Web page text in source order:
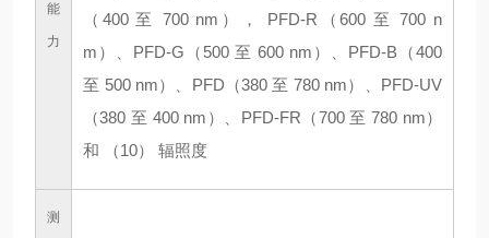
能
力
（400 至 700 nm）， PFD-R（600 至 700 n
m）、PFD-G（500 至 600 nm）、PFD-B（400
至 500 nm）、PFD（380 至 780 nm）、PFD-UV
（380 至 400 nm）、PFD-FR（700 至 780 nm）
和 （10） 辐照度
测